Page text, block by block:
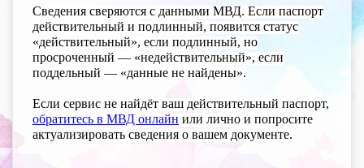
Сведения сверяются с данными МВД. Если паспорт
действительный и подлинный, появится статус
«действительный», если подлинный, но
просроченный — «недействительный», если
поддельный — «данные не найдены».
Если сервис не найдёт ваш действительный паспорт,
обратитесь в МВД онлайн или лично и попросите
актуализировать сведения о вашем документе.